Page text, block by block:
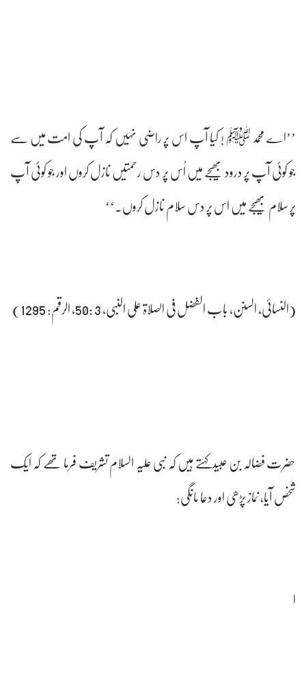
’’اے محمد ﷺ ! کیا آپ اس پر راضی نہیں کہ آپ کی امت میں سے
جو کوئی آپ پر درود بھیجے میں اُس پر دس رحمتیں نازل کروں اور جو کوئی آپ
پر سلام بھیجے میں اس پر دس سلام نازل کروں۔‘‘
(النسائی، السنن، باب الفضل فی الصلاۃ علی النبی، 3 :50، الرقم: 1295)
حضرت فضالہ بن عبیدکہتے ہیں کہ نبی علیہ السلام تشریف فرما تھے کہ ایک
شخص آیا، نماز پڑھی اور دعا مانگی:
ا